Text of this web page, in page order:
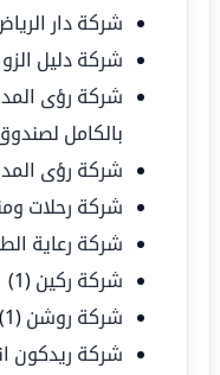
شركة دار
شركة دليل
شركة رؤى
بالكامل
شركة رؤى
شركة رحلات
شركة رعاية
شركة ركين (1)
شركة روشن (1)
شركة ريدكون